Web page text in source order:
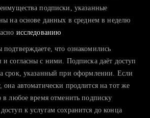
времени на поиск и вручную поднимаете
себя с конкурентами и оценить шансы
подписки, указанные
на основе данных в среднем в неделю
исследованию
что ознакомились
согласны с ними. Подписка даёт доступ
срок, указанный при оформлении. Если
она автоматически продлится на тот же
любое время отменить подписку
к услугам сохранится до конца